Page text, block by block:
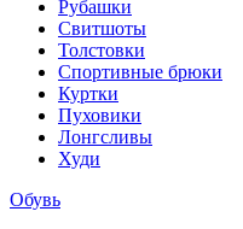
Рубашки
Свитшоты
Толстовки
Спортивные брюки
Куртки
Пуховики
Лонгсливы
Худи
Обувь